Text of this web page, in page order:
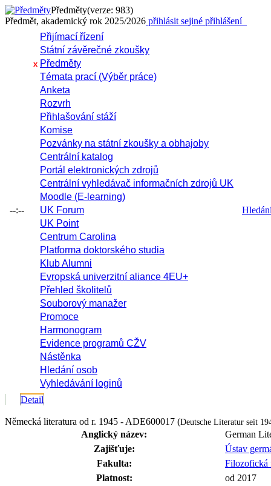
Předměty(verze: 983)
Předmět, akademický rok 2025/2026 přihlásit sejiné přihlášení
--:--
Přijímací řízení
Státní závěrečné zkoušky
x Předměty
Témata prací (Výběr práce)
Anketa
Rozvrh
Přihlašování stáží
Komise
Pozvánky na státní zkoušky a obhajoby
Centrální katalog
Portál elektronických zdrojů
Centrální vyhledávač informačních zdrojů UK
Moodle (E-learning)
UK Forum
UK Point
Centrum Carolina
Platforma doktorského studia
Klub Alumni
Evropská univerzitní aliance 4EU+
Přehled školitelů
Souborový manažer
Promoce
Harmonogram
Evidence programů CŽV
Nástěnka
Hledání osob
Vyhledávání loginů
Detail
Německá literatura od r. 1945 - ADE600017 (Deutsche Literatur seit
Anglický název:
German
Zajišťuje:
Ústav
Fakulta:
Filozofická
Platnost:
od 2017